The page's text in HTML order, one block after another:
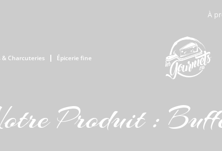
À
& Charcuteries Épicerie fine
Produit :